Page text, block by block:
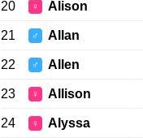
20 ♀ Alison
21 ♂ Allan
22 ♂ Allen
23 ♀ Allison
24 ♀ Alyssa